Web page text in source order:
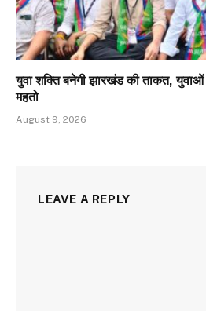
युवा शक्ति बनेगी झारखंड की ताकत,
महतो
August 9, 2026
LEAVE A REPLY